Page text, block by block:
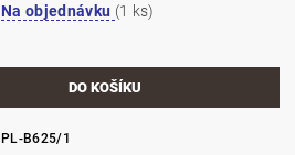
Na objednávku (1 ks)
PL-B625/1